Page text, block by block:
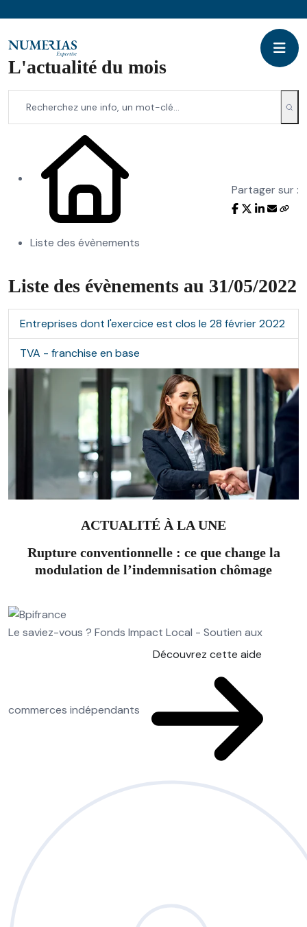
L'actualité du mois
Liste des évènements
Partager sur :
Liste des évènements au 31/05/2022
Entreprises dont l'exercice est clos le 28 février 2022
TVA - franchise en base
ACTUALITÉ À LA UNE
Rupture conventionnelle : ce que change la
modulation de l’indemnisation chômage
Le saviez-vous ? Fonds Impact Local - Soutien aux
commerces indépendants
Découvrez cette aide